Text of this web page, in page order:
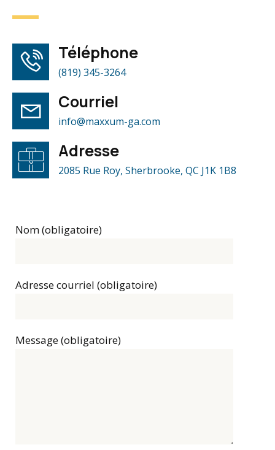
Téléphone
(819) 345-3264
Courriel
info@maxxum-ga.com
Adresse
2085 Rue Roy, Sherbrooke, QC J1K 1B8
Nom (obligatoire)
Adresse courriel (obligatoire)
Message (obligatoire)